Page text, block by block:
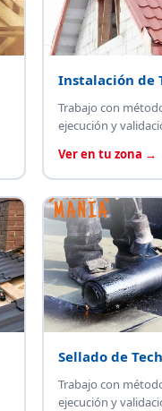
Instalación de
Trabajo con
ejecución y
Ver en tu zona →
Sellado de
Trabajo con
ejecución y